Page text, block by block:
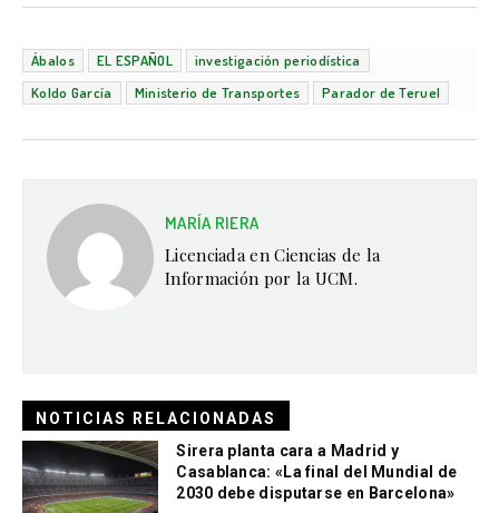
Ábalos EL ESPAÑOL
investigación periodística
Koldo García
Ministerio de Transportes Parador de Teruel
MARÍA RIERA
Licenciada en Ciencias de la
Información por la UCM.
NOTICIAS RELACIONADAS
Sirera planta cara a Madrid y
Casablanca: «La final del Mundial de
2030 debe disputarse en Barcelona»